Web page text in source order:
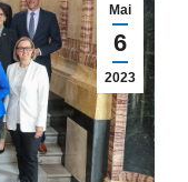
Mai
6
2023